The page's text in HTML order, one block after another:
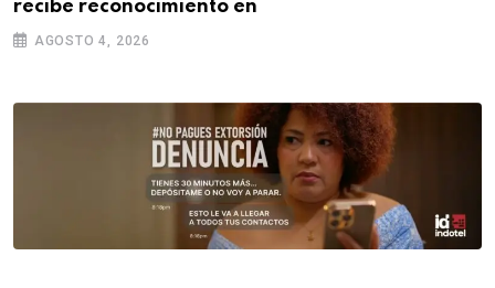
recibe reconocimiento en
AGOSTO 4, 2026